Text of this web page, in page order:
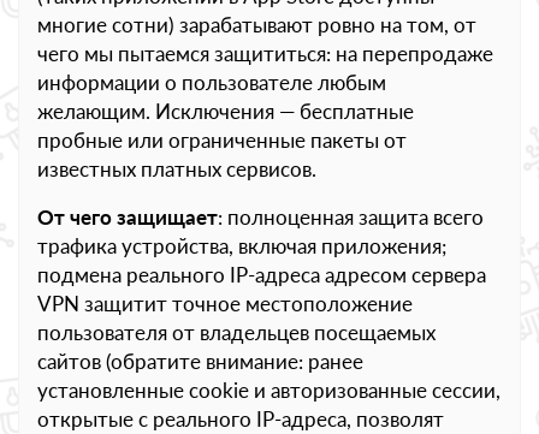
многие сотни) зарабатывают ровно на том, от
чего мы пытаемся защититься: на перепродаже
информации о пользователе любым
желающим. Исключения — бесплатные
пробные или ограниченные пакеты от
известных платных сервисов.
От чего защищает: полноценная защита всего
трафика устройства, включая приложения;
подмена реального IP-адреса адресом сервера
VPN защитит точное местоположение
пользователя от владельцев посещаемых
сайтов (обратите внимание: ранее
установленные cookie и авторизованные сессии,
открытые с реального IP-адреса, позволят